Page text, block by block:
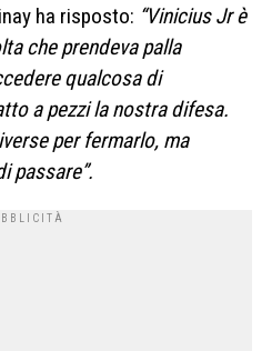
ha risposto: “Vinicius Jr è
che prendeva palla
qualcosa di
a pezzi la nostra difesa.
per fermarlo, ma
passare”.